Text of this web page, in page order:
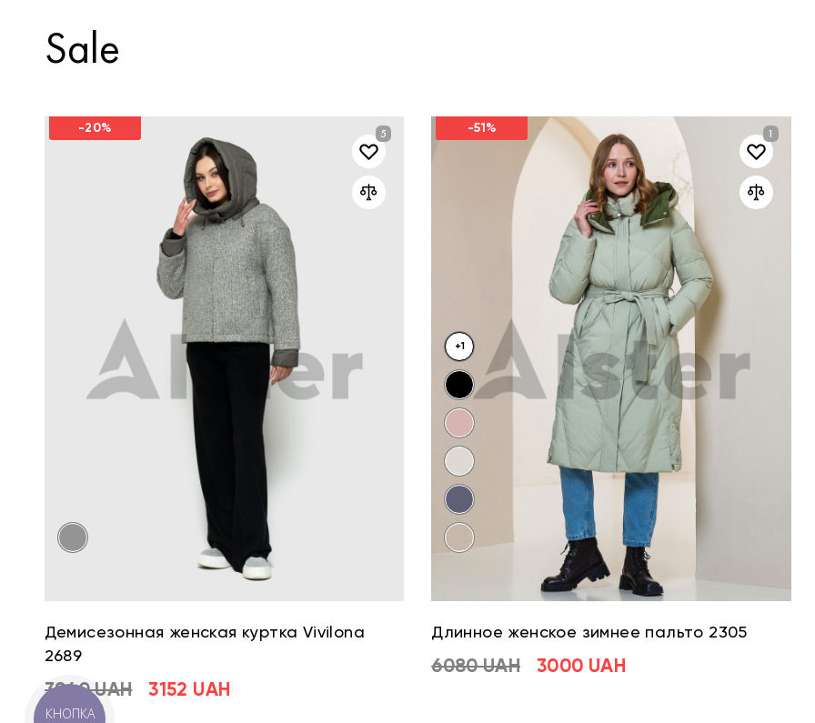
Sale
-20%
Демисезонная женская куртка Vivilona
2689
3940 UAH 3152 UAH
-51%
+1
Длинное женское зимнее пальто 2305
6080 UAH 3000 UAH
КНОПКА